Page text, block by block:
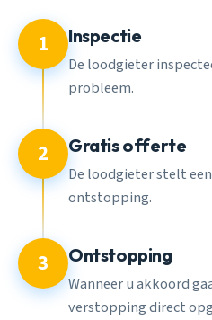
1 Inspectie
De loodgieter
probleem.
2 Gratis offerte
De loodgieter stelt
ontstopping.
3 Ontstopping
Wanneer u akkoord
verstopping direct